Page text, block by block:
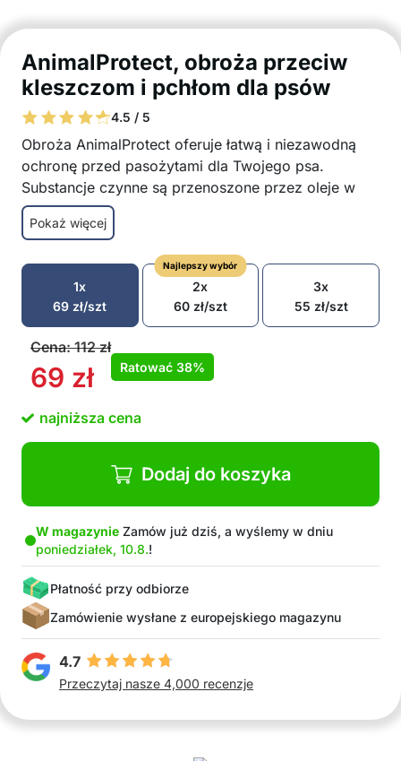
AnimalProtect, obroża przeciw
kleszczom i pchłom dla psów
4.5 / 5
Obroża AnimalProtect oferuje łatwą i niezawodną
ochronę przed pasożytami dla Twojego psa.
Substancje czynne są przenoszone przez oleje w
sierści na futro, gdzie skutecznie odstraszają pchły i
kleszcze.
Obroża dla psa działa do 8 miesięcy
Odporna na warunki atmosferyczne
Elastyczny rozmiar
Bez alergenów
Łatwa w użyciu
Odpowiednia dla wszystkich ras
W opakowaniu: 1x obroża dla psa przeciw
Pokaż więcej
1x
69 zł/szt
Najlepszy wybór
2x
60 zł/szt
3x
55 zł/szt
Cena:112zł
69 zł Ratować 38%
najniższa cena
Dodaj do koszyka
W magazynie Zamów już dziś, a wyślemy w dniu
poniedziałek, 10.8.!
Płatność przy odbiorze
Zamówienie wysłane z europejskiego magazynu
4.7
Przeczytaj nasze 4,000 recenzje